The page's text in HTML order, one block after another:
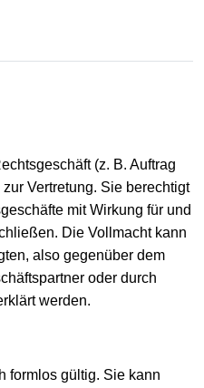
(z. B. Auftrag
Vertretung. Sie berechtigt
mit Wirkung für und
Die Vollmacht kann
also gegenüber dem
oder durch
werden.
formlos gültig. Sie kann